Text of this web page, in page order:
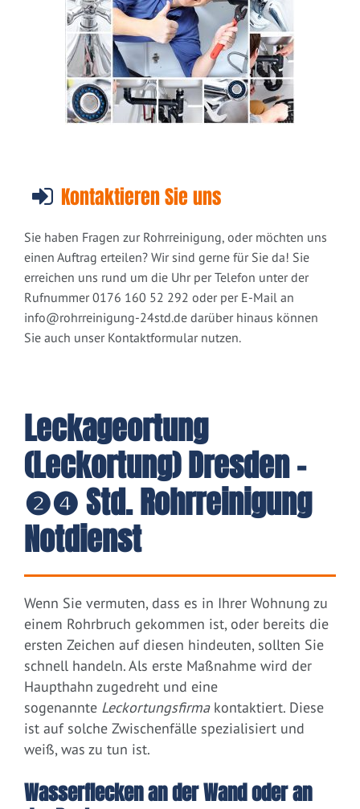
Kontaktieren Sie uns
Sie haben Fragen zur Rohrreinigung, oder möchten uns
einen Auftrag erteilen? Wir sind gerne für Sie da! Sie
erreichen uns rund um die Uhr per Telefon unter der
Rufnummer 0176 160 52 292 oder per E-Mail an
info@rohrreinigung-24std.de darüber hinaus können
Sie auch unser Kontaktformular nutzen.
Leckageortung
(Leckortung) Dresden –
❷❹ Std. Rohrreinigung
Notdienst
Wenn Sie vermuten, dass es in Ihrer Wohnung zu
einem Rohrbruch gekommen ist, oder bereits die
ersten Zeichen auf diesen hindeuten, sollten Sie
schnell handeln. Als erste Maßnahme wird der
Haupthahn zugedreht und eine
sogenannte Leckortungsfirmakontaktiert. Diese
ist auf solche Zwischenfälle spezialisiert und
weiß, was zu tun ist.
Wasserflecken an der Wand oder an